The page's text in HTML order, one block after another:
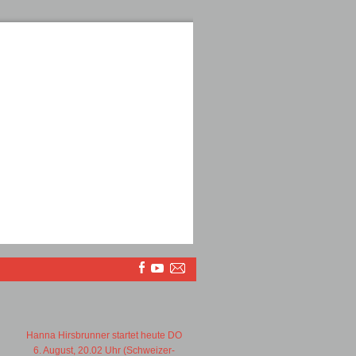
Hanna Hirsbrunner startet heute DO
6. August, 20.02 Uhr (Schweizer-